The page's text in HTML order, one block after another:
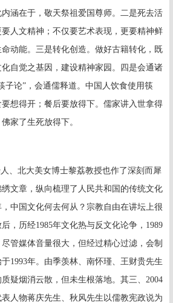
涵在于，敬天祭祖爱国尊师。二是死去活
人文精神；不仅要艺术表现，更要精神鲜
动能。三是转化创造。做好古籍转化，既
自觉之基因，建设精神家园。四是会通诸
子论”，会通儒释道。中国人饮食使用筷
想得开；餐后要放得下。儒家讲入世拿得
家了生死放得下。
、北大美女博士黎荔教授也作了深刻而犀
文章，纵向梳理了人民共和国的传统文化
，中国文化何去何从？宗教自由在讲坛上很
，历经1985年文化热与反文化论争， 1989
管媒体音量很大，但经过精心过滤，会制
于1993年。由季羡林、南怀瑾、王财贵先生
疑烟消云散，但未生根落地。其三、 2004
人物蒋庆先生、秋风先生以儒教宪政说为